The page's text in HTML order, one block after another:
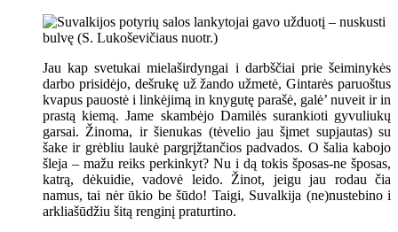
Jau kap svetukai mielaširdyngai i darbščiai prie šeiminykės
darbo prisidėjo, dešrukę už žando užmetė, Gintarės paruoštus
kvapus pauostė i linkėjimą in knygutę parašė, galė’ nuveit ir in
prastą kiemą. Jame skambėjo Damilės surankioti gyvuliukų
garsai. Žinoma, ir šienukas (tėvelio jau šįmet supjautas) su
šake ir grėbliu laukė pargrįžtančios padvados. O šalia kabojo
šleja – mažu reiks perkinkyt? Nu i dą tokis šposas-ne šposas,
katrą, dėkuidie, vadovė leido. Žinot, jeigu jau rodau čia
namus, tai nėr ūkio be šūdo! Taigi, Suvalkija (ne)nustebino i
arkliašūdžiu šitą renginį praturtino.